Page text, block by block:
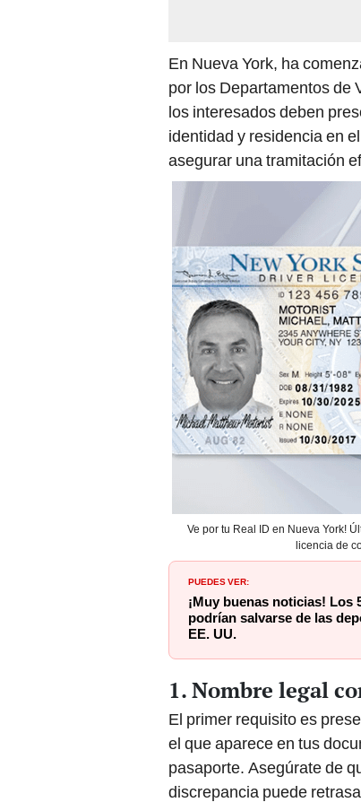
En Nueva York, ha
por los Departamentos de
los interesados deben
identidad y residencia en
asegurar una tramitación
Ve por tu Real ID en Nueva York!
licencia de
PUEDES VER:
¡Muy buenas noticias!
podrían salvarse de las
EE. UU.
1. Nombre legal
El primer requisito es
el que aparece en tus
pasaporte. Asegúrate de
discrepancia puede